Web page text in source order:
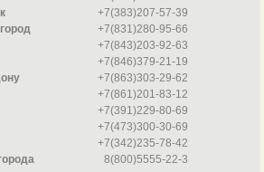
+7(383)207-57-39
+7(831)280-95-66
+7(843)203-92-63
+7(846)379-21-19
+7(863)303-29-62
+7(861)201-83-12
+7(391)229-80-69
+7(473)300-30-69
+7(342)235-78-42
8(800)5555-22-3